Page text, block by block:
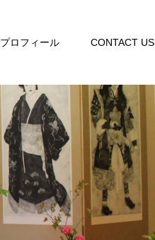
プロフィール CONTACT US